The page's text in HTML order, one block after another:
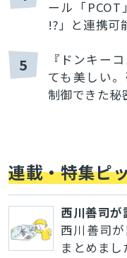
ール「
!?」と連携可
5
『ドンキー
ても美しい
制御できた秘
連載・特集ピ
西川善司
西川善司
まとめまし